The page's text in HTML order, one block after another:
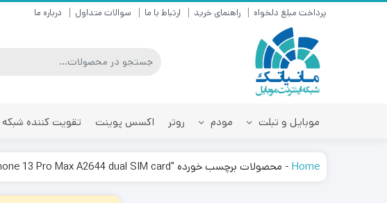
پرداخت مبلغ دلخواه راهنمای خرید ارتباط با ما سوالات متداول درباره ما
موبایل و تبلت مودم روتر اکسس پوینت تقویت کننده شبکه
Home
- محصولات برچسب خورده "Apple iPhone 13 Pro Max A2644 dual SIM card"